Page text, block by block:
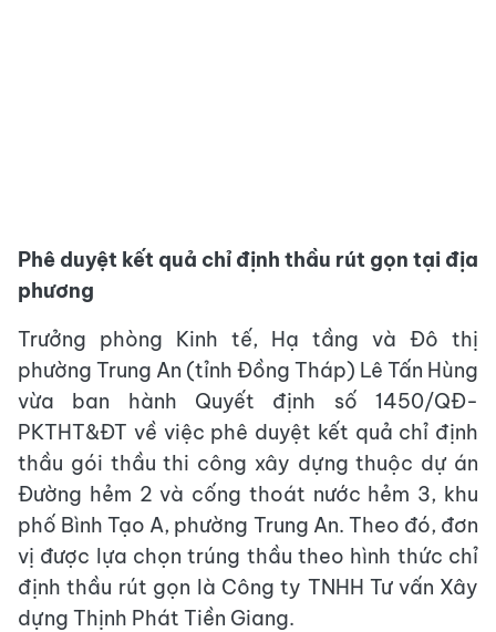
Phê duyệt kết quả chỉ định thầu rút gọn tại địa
phương
Trưởng phòng Kinh tế, Hạ tầng và Đô thị
phường Trung An (tỉnh Đồng Tháp) Lê Tấn Hùng
vừa ban hành Quyết định số 1450/QĐ-
PKTHT&ĐT về việc phê duyệt kết quả chỉ định
thầu gói thầu thi công xây dựng thuộc dự án
Đường hẻm 2 và cống thoát nước hẻm 3, khu
phố Bình Tạo A, phường Trung An. Theo đó, đơn
vị được lựa chọn trúng thầu theo hình thức chỉ
định thầu rút gọn là Công ty TNHH Tư vấn Xây
dựng Thịnh Phát Tiền Giang.